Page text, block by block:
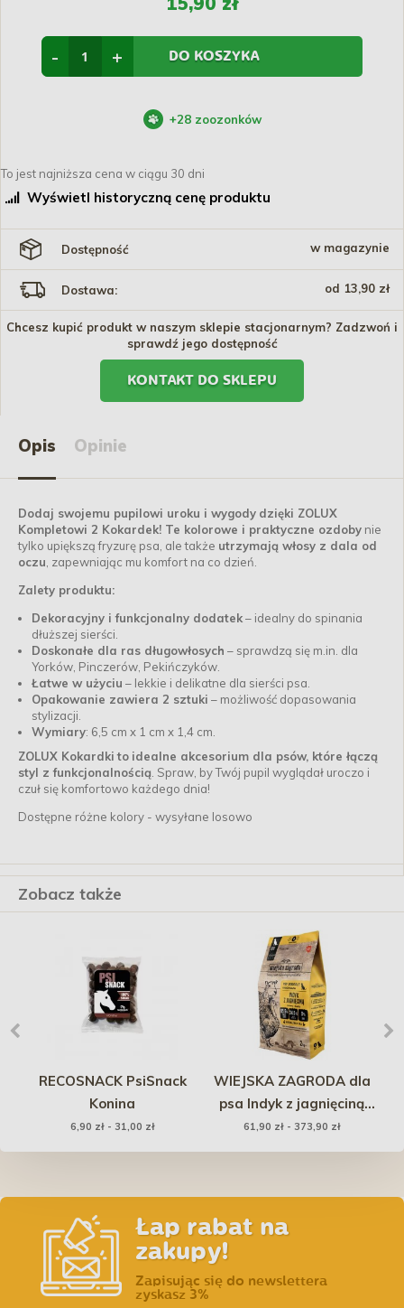
+
- DO KOSZYKA
+28 zoozonków
To jest najniższa cena w ciągu 30 dni
Wyświetl historyczną cenę produktu
Dostępność w magazynie
Dostawa: od 13,90 zł
Chcesz kupić produkt w naszym sklepie stacjonarnym? Zadzwoń i
sprawdź jego dostępność
KONTAKT DO SKLEPU
Opis Opinie
Dodaj swojemu pupilowi uroku i wygody dzięki ZOLUX
Kompletowi 2 Kokardek! Te kolorowe i praktyczne ozdoby nie
tylko upiększą fryzurę psa, ale także utrzymają włosy z dala od
oczu , zapewniając mu komfort na co dzień.
Zalety produktu:
Dekoracyjny i funkcjonalny dodatek– idealny do spinania
dłuższej sierści.
Doskonałe dla ras długowłosych – sprawdzą się m.in. dla
Yorków, Pinczerów, Pekińczyków.
Łatwe w użyciu – lekkie i delikatne dla sierści psa.
Opakowanie zawiera 2 sztuki – możliwość dopasowania
stylizacji.
Wymiary: 6,5 cm x 1 cm x 1,4 cm.
ZOLUX Kokardki to idealne akcesorium dla psów, które łączą
styl z funkcjonalnością . Spraw, by Twój pupil wyglądał uroczo i
czuł się komfortowo każdego dnia!
Dostępne różne kolory - wysyłane losowo
Zobacz także
RECOSNACK PsiSnack
Konina
6,90 zł - 31,00 zł
WIEJSKA ZAGRODA dla
psa Indyk z jagnięciną
rozmiar chrupek: M
61,90 zł - 373,90 zł
Łap rabat na
zakupy!
Zapisując się do newslettera
zyskasz 3%